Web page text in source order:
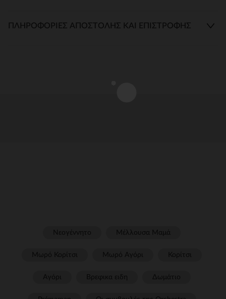
ΠΛΗΡΟΦΟΡΊΕΣ ΑΠΟΣΤΟΛΉΣ ΚΑΙ ΕΠΙΣΤΡΟΦΉΣ